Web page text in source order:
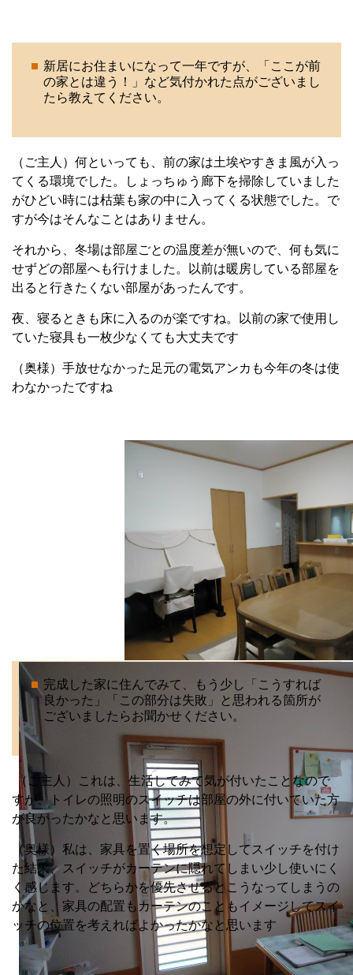
新居にお住まいになって一年ですが、「ここが前
の家とは違う！」など気付かれた点がございまし
たら教えてください。
（ご主人）何といっても、前の家は土埃やすきま風が入っ
てくる環境でした。しょっちゅう廊下を掃除していました
がひどい時には枯葉も家の中に入ってくる状態でした。で
すが今はそんなことはありません。
それから、冬場は部屋ごとの温度差が無いので、何も気に
せずどの部屋へも行けました。以前は暖房している部屋を
出ると行きたくない部屋があったんです。
夜、寝るときも床に入るのが楽ですね。以前の家で使用し
ていた寝具も一枚少なくても大丈夫です
（奥様）手放せなかった足元の電気アンカも今年の冬は使
わなかったですね
完成した家に住んでみて、もう少し「こうすれば
良かった」「この部分は失敗」と思われる箇所が
ございましたらお聞かせください。
（ご主人）これは、生活してみて気が付いたことなので
すが、トイレの照明のスイッチは部屋の外に付いていた方
が良かったかなと思います。
（奥様）私は、家具を置く場所を想定してスイッチを付け
た結果、スイッチがカーテンに隠れてしまい少し使いにく
く感じます。どちらかを優先させるとこうなってしまうの
かなと、家具の配置もカーテンのこともイメージしてスイ
ッチの位置を考えればよかったかなと思います